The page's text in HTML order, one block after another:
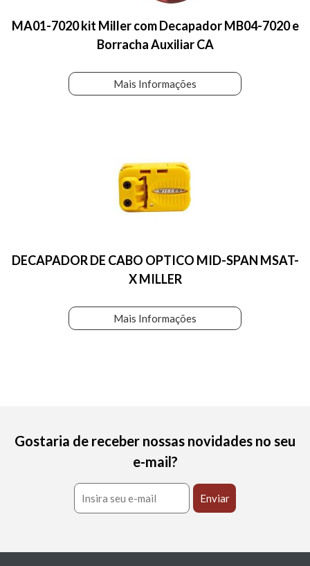
MA01-7020 kit Miller com Decapador MB04-7020 e
Borracha Auxiliar CA
Mais Informações
DECAPADOR DE CABO OPTICO MID-SPAN MSAT-
X MILLER
Mais Informações
Gostaria de receber nossas novidades no seu
e-mail?